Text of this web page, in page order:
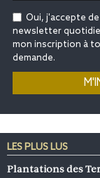
Oui, j'accepte
newsletter
mon inscription à
demande.
LES PLUS LUS
Plantations des